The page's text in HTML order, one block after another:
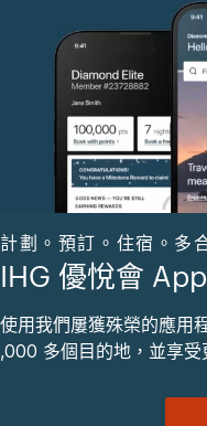
計劃。預訂。住宿。多
IHG 優悅會 App
使用我們屢獲殊榮的應用
,000 多個目的地，並享受